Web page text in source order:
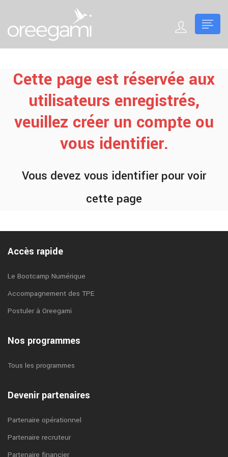
Cette page est réservée aux
utilisateurs enregistrés,
veuillez créer un compte ou
vous identifier.
Vous devez vous identifier pour voir
cette page
Accès rapide
Le Bootcamp Numérique
Accompagnement des TPE
Postuler à Oreegami
Nos programmes
Tous les programmes
Devenir partenaires
Partenaire opérationnel
Partenaire recruteur
Partenaire financier